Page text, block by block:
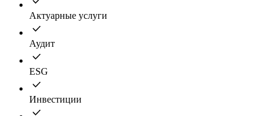
Актуарные услуги
Аудит
ESG
Инвестиции